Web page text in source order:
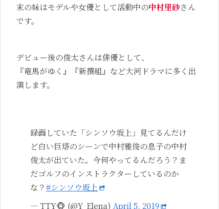
末の妹はモデルや女優として活動中の中村里砂さん
です。
デビュー後の俊太さんは俳優として、
『竜馬がゆく』『新撰組』など大河ドラマに多く出
演します。
録画していた「シンソウ坂上」見てるんだけ
ど白い巨塔のシーンで中村雅俊の息子の中村
俊太が出ていた。今何やってるんだろう？ま
だゴルフのインストラクターしているのか
な？ #シンソウ坂上
— TTY🐵 (@Y_Elena) April 5, 2019